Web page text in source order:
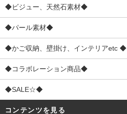
◆ビジュー、天然石素材◆
◆パール素材◆
◆かご収納、壁掛け、インテリアetc ◆
◆コラボレーション商品◆
◆SALE☆◆
コンテンツを見る